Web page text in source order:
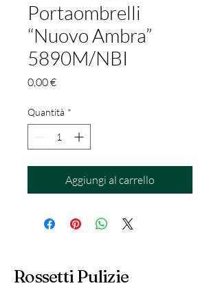
Portaombrelli
“Nuovo Ambra”
5890M/NBI
0,00 €Prezzo
Quantità *
Aggiungi al carrello
Rossetti Pulizie